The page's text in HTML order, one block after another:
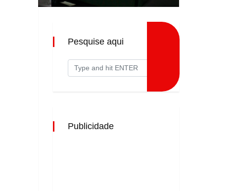
Pesquise aqui
Publicidade